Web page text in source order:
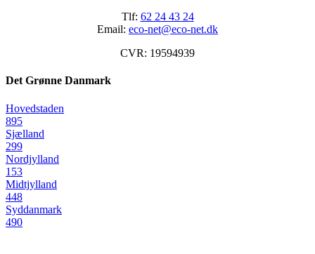
Tlf: 62 24 43 24
Email: eco-net@eco-net.dk
CVR: 19594939
Det Grønne Danmark
Hovedstaden
895
Sjælland
299
Nordjylland
153
Midtjylland
448
Syddanmark
490